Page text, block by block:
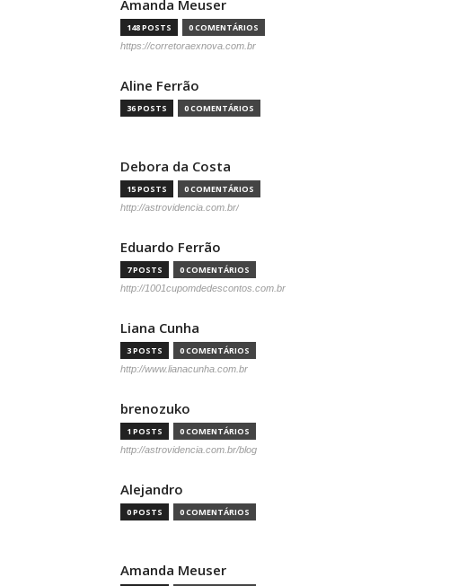
Amanda Meuser
148 POSTS 0 COMENTÁRIOS
https://corretoraexnova.com.br
Aline Ferrão
36 POSTS 0 COMENTÁRIOS
Debora da Costa
15 POSTS 0 COMENTÁRIOS
http://astrovidencia.com.br/
Eduardo Ferrão
7 POSTS 0 COMENTÁRIOS
http://1001cupomdedescontos.com.br
Liana Cunha
3 POSTS 0 COMENTÁRIOS
http://www.lianacunha.com.br
brenozuko
1 POSTS 0 COMENTÁRIOS
http://astrovidencia.com.br/blog
Alejandro
0 POSTS 0 COMENTÁRIOS
Amanda Meuser